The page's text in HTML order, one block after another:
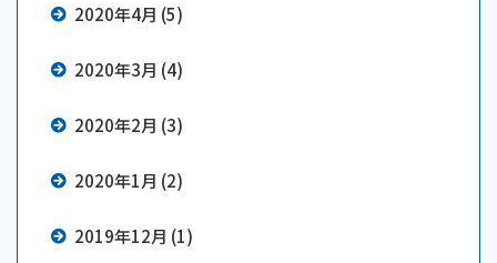
2020年4月 (5)
2020年3月 (4)
2020年2月 (3)
2020年1月 (2)
2019年12月 (1)